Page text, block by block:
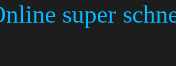
super